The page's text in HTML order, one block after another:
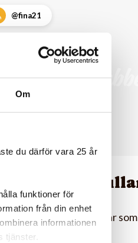
Om
du därför vara 25 år
funktioner för
från din enhet
informationen
tjänster.
@fina21
Finas släta
Goda släta långjästa bullar
utmärkt till semlor.